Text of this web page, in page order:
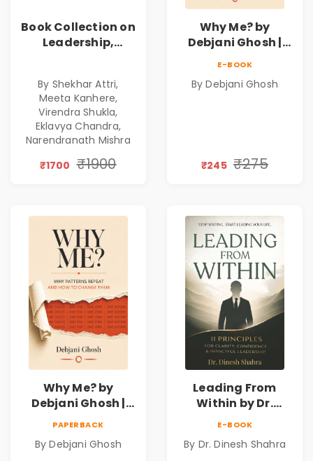
Book Collection on
Leadership,
Excellence,
Founder Mindset &
Gen Z Leadership
By Shekhar Attri,
Meeta Kanhere,
Virendra Shukla,
Eklavya Chandra,
Narendranath Mishra
₹1700 ₹1900
Why Me? by
Debjani Ghosh |
Patterns &
E-BOOK
By Debjani Ghosh
₹245 ₹275
Why Me? by
Debjani Ghosh |
Book on Breaking
Patterns &
PAPERBACK
By Debjani Ghosh
Leading From
Within by Dr.
Dinesh Shahra |
Personal Growth
E-BOOK
By Dr. Dinesh Shahra